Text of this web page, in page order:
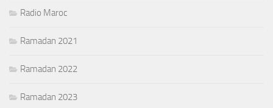
Radio Maroc
Ramadan 2021
Ramadan 2022
Ramadan 2023